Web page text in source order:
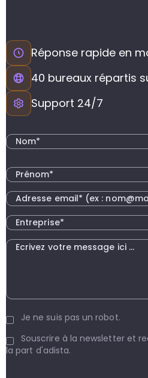
Réponse rapide en
40 bureaux répartis
Support 24/7
Je ne suis pas un robot.
Souscrire à la newsletter et
la part d'adista.